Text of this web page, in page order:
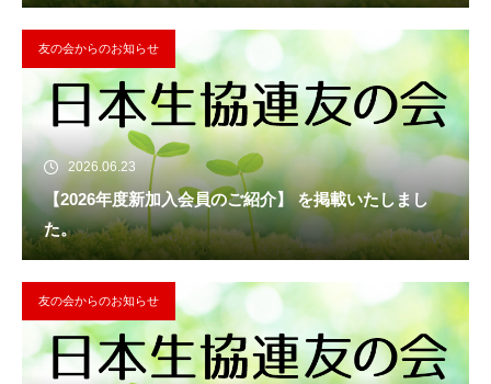
友の会からのお知らせ
2026.06.23
【2026年度新加入会員のご紹介】 を掲載いたしまし
た。
友の会からのお知らせ